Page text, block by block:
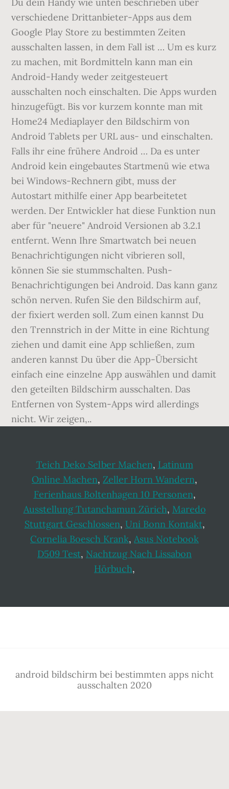
Teich Deko Selber Machen, Latinum
Online Machen, Zeller Horn Wandern,
Ferienhaus Boltenhagen 10 Personen,
Ausstellung Tutanchamun Zürich, Maredo
Stuttgart Geschlossen, Uni Bonn Kontakt,
Cornelia Boesch Krank, Asus Notebook
D509 Test, Nachtzug Nach Lissabon
Hörbuch,
android bildschirm bei bestimmten apps nicht
ausschalten 2020